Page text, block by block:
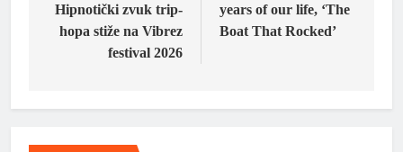
Hipnotički zvuk trip-
hopa stiže na Vibrez
festival 2026
years of our life, ‘The
Boat That Rocked’